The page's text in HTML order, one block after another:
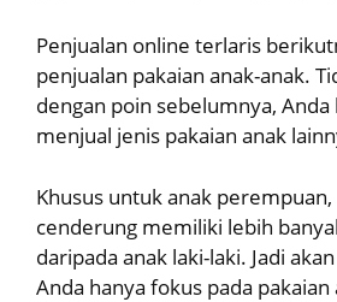
Penjualan online terlaris
penjualan pakaian anak-anak.
dengan poin sebelumnya, Anda
menjual jenis pakaian anak
Khusus untuk anak
cenderung memiliki lebih
daripada anak laki-laki. Jadi
Anda hanya fokus pada